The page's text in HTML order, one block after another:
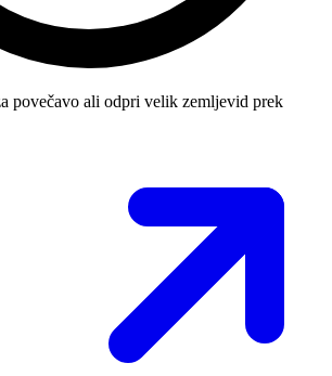
povečavo ali odpri velik zemljevid prek